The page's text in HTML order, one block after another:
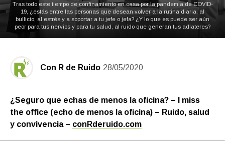
Tras todo este tiempo de confinamiento en casa por la pandemia de COVID-
19, ¿estás entre las personas que desean volver a la rutina diaria, al
bullicio, al estrés y a soportar a tu jefe o jefa? ¿Y lo que es puede ser aún
peor para tus nervios y para tu salud, al ruido que generan tus adlateres?
Con R de Ruido 28/05/2020
¿Seguro que echas de menos la oficina? – I miss
the office (echo de menos la oficina) – Ruido, salud
y convivencia – conRderuido.com